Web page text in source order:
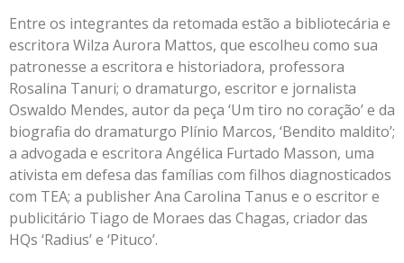
Entre os integrantes da retomada estão a bibliotecária e
escritora Wilza Aurora Mattos, que escolheu como sua
patronesse a escritora e historiadora, professora
Rosalina Tanuri; o dramaturgo, escritor e jornalista
Oswaldo Mendes, autor da peça ‘Um tiro no coração’ e da
biografia do dramaturgo Plínio Marcos, ‘Bendito maldito’;
a advogada e escritora Angélica Furtado Masson, uma
ativista em defesa das famílias com filhos diagnosticados
com TEA; a publisher Ana Carolina Tanus e o escritor e
publicitário Tiago de Moraes das Chagas, criador das
HQs ‘Radius’ e ‘Pituco’.